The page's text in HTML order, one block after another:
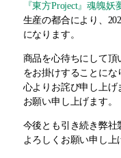
『東方Project』魂魄
生産の都合により、
になります。
商品を心待ちにして
をお掛けすることにな
心よりお詫び申し上げ
お願い申し上げます。
今後とも引き続き弊
よろしくお願い申し上